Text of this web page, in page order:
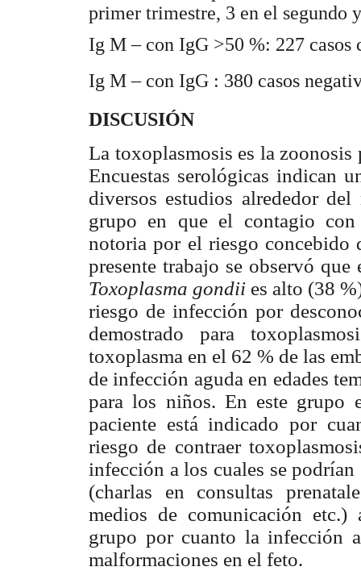
primer trimestre, 3 en el segundo
Ig M – con IgG >50 %: 227 casos
Ig M – con IgG : 380 casos
DISCUSIÓN
La toxoplasmosis es la
Encuestas serológicas indican
diversos estudios alrededor
grupo en que el contagio con
notoria por el riesgo concebido
presente trabajo se observó
Toxoplasma gondii es alto (38
riesgo de infección por
demostrado para
toxoplasma en el 62 % de las
de infección aguda en edades
para los niños. En este grupo
paciente está indicado por
riesgo de contraer
infección a los cuales se
(charlas en consultas
medios de comunicación etc.)
grupo por cuanto la infección
malformaciones en el feto.